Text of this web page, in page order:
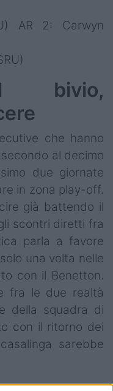
AR 2: Carwyn
bivio,
che hanno
al decimo
due giornate
in zona play-off.
già battendo il
scontri diretti fra
parla a favore
una volta nelle
con il Benetton.
fra le due realtà
della squadra di
con il ritorno dei
sarebbe